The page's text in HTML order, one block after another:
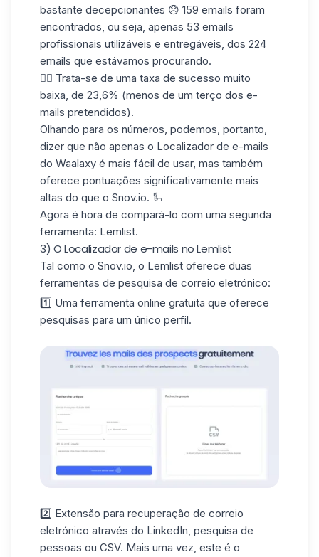
bastante decepcionantes 😞 159 emails foram
encontrados, ou seja, apenas 53 emails
profissionais utilizáveis e entregáveis, dos 224
emails que estávamos procurando.
👉🏼 Trata-se de uma taxa de sucesso muito
baixa, de 23,6% (menos de um terço dos e-
mails pretendidos).
Olhando para os números, podemos, portanto,
dizer que não apenas o Localizador de e-mails
do Waalaxy é mais fácil de usar, mas também
oferece pontuações significativamente mais
altas do que o Snov.io. 🦾
Agora é hora de compará-lo com uma segunda
ferramenta: Lemlist.
3) O Localizador de e-mails no Lemlist
Tal como o Snov.io, o Lemlist oferece duas
ferramentas de pesquisa de correio eletrónico:
1️⃣ Uma ferramenta online gratuita que oferece
pesquisas para um único perfil.
2️⃣ Extensão para recuperação de correio
eletrónico através do LinkedIn, pesquisa de
pessoas ou CSV. Mais uma vez, este é o